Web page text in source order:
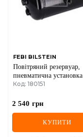
FEBI BILSTEIN
Повітряний резервуар,
пневматична установка
Код: 180151
2 540 грн
КУПИТИ